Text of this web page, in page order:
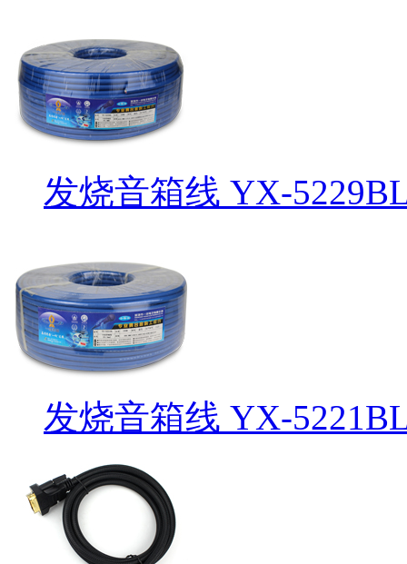
发烧音箱线 YX-
发烧音箱线 YX-